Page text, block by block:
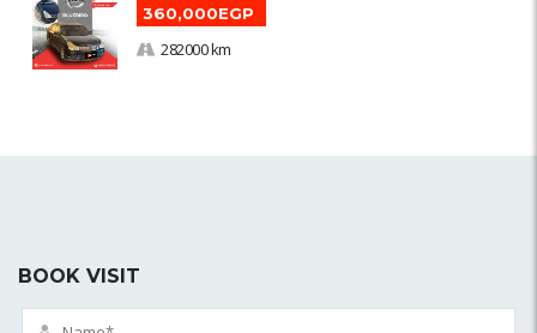
360,000EGP
282000 km
BOOK VISIT